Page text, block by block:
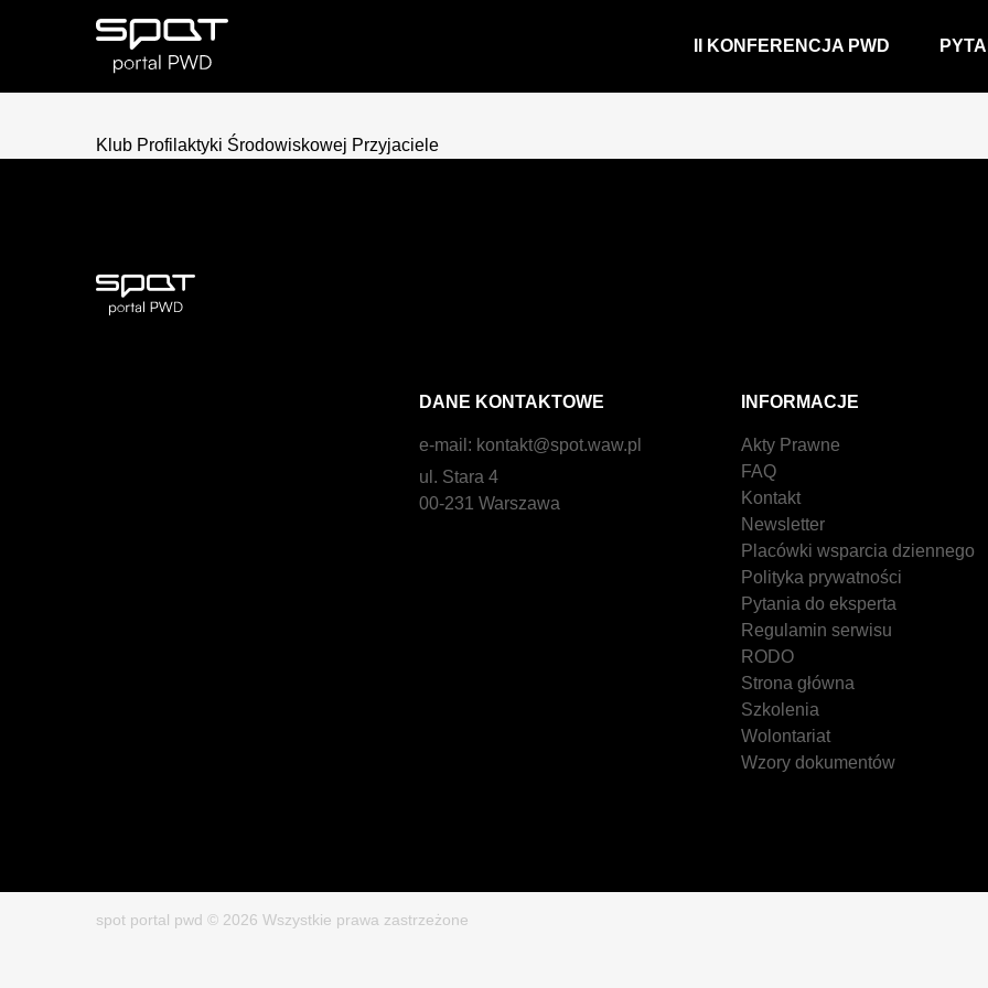
II KONFERENCJA PWD
Klub Profilaktyki Środowiskowej Przyjaciele
DANE KONTAKTOWE
e-mail: kontakt@spot.waw.pl
ul. Stara 4
00-231 Warszawa
INFORMACJE
Akty Prawne
FAQ
Kontakt
Newsletter
Placówki wsparcia dziennego
Polityka prywatności
Pytania do eksperta
Regulamin serwisu
RODO
Strona główna
Szkolenia
Wolontariat
Wzory dokumentów
spot portal pwd © 2026 Wszystkie prawa zastrzeżone